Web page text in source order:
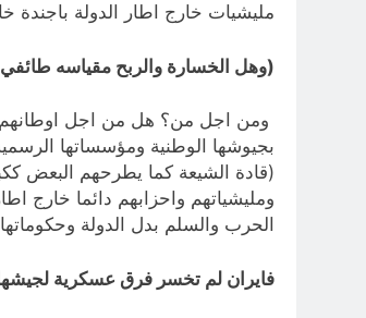
مليشيات خارج اطار الدولة باجندة
(وهل الخسارة والربح مقياسه
ومن اجل من؟ هل من اجل اوطانهم
بجيوشها الوطنية ومؤسساتها
(قادة الشيعة كما يطرحهم البعض
ومليشياتهم واحزابهم دائما خارج
الحرب والسلم بدل الدولة وحكوماتها؟ والم يكن
فايران لم تخسر فرق عسكرية لجيشها